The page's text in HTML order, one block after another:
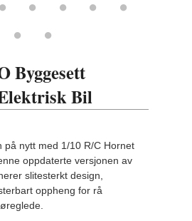
Byggesett
Bil
på nytt med 1/10 R/C Hornet
oppdaterte versjonen av
slitesterkt design,
oppheng for rå